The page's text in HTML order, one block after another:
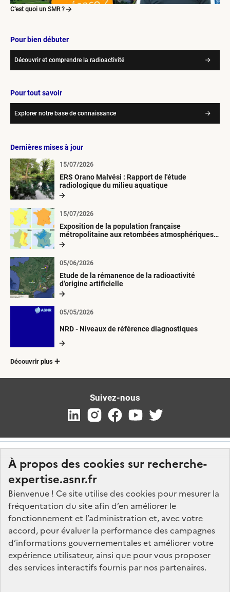
À propos des cookies sur recherche-
expertise.asnr.fr
Bienvenue ! Ce site utilise des cookies pour mesurer la
fréquentation du site afin d’en améliorer le
fonctionnement et l’administration et, avec votre
accord, pour évaluer la performance des campagnes
d’informations gouvernementales et améliorer votre
expérience utilisateur, ainsi que pour vous proposer
des services interactifs fournis par nos partenaires.
C’est quoi un SMR ?
Pour bien débuter
Découvrir et comprendre la radioactivité
Pour tout savoir
Explorer notre base de connaissance
Dernières mises à jour
ERS Orano Malvési : Rapport de l'étude
radiologique du milieu aquatique
15/07/2026
Exposition de la population française
métropolitaine aux retombées atmosphériques
radioactives depuis 1945
15/07/2026
Etude de la rémanence de la radioactivité
d’origine artificielle
05/06/2026
NRD - Niveaux de référence diagnostiques
05/05/2026
Découvrir plus
Suivez-nous
Nos marchés
Nos offres d'emploi
FAQ
Glossaire